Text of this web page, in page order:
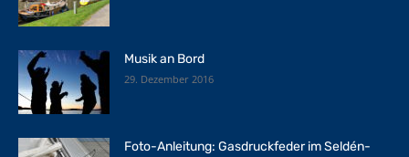
Musik an Bord
29. Dezember 2016
Foto-Anleitung: Gasdruckfeder im Seldén-